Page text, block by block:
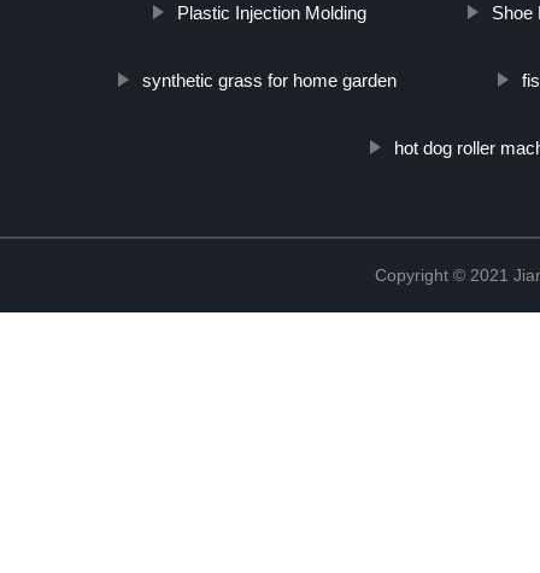
Plastic Injection Molding Shoe
synthetic grass for home garden
hot dog roller
Copyright © 2021